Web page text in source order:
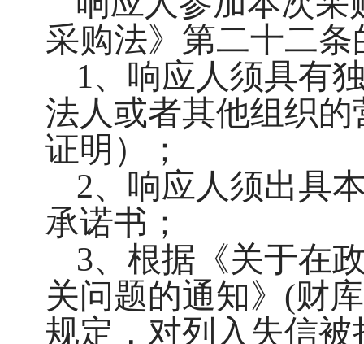
采购法》第二十二
1、响应人须具有
法人或者其他组织
证明）；
2、 响应人须出具
承诺书；
3、根据《关于在
关问题的通知》(财
规定，对列入失信